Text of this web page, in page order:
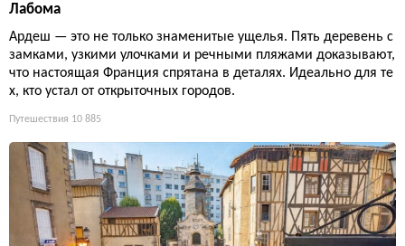
Лабома
Ардеш — это не только знаменитые ущелья. Пять деревень с
замками, узкими улочками и речными пляжами доказывают,
что настоящая Франция спрятана в деталях. Идеально для те
х, кто устал от открыточных городов.
Путешествия 10 885